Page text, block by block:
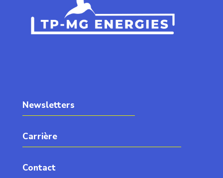
Newsletters
Carrière
Contact